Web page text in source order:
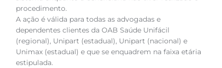
procedimento.
A ação é válida para todas as advogadas e
dependentes clientes da OAB Saúde Unifácil
(regional), Unipart (estadual), Unipart (nacional) e
Unimax (estadual) e que se enquadrem na faixa etária
estipulada.